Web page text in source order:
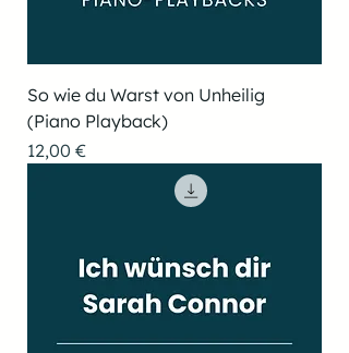
So wie du Warst von Unheilig
(Piano Playback)
Preis
12,00 €